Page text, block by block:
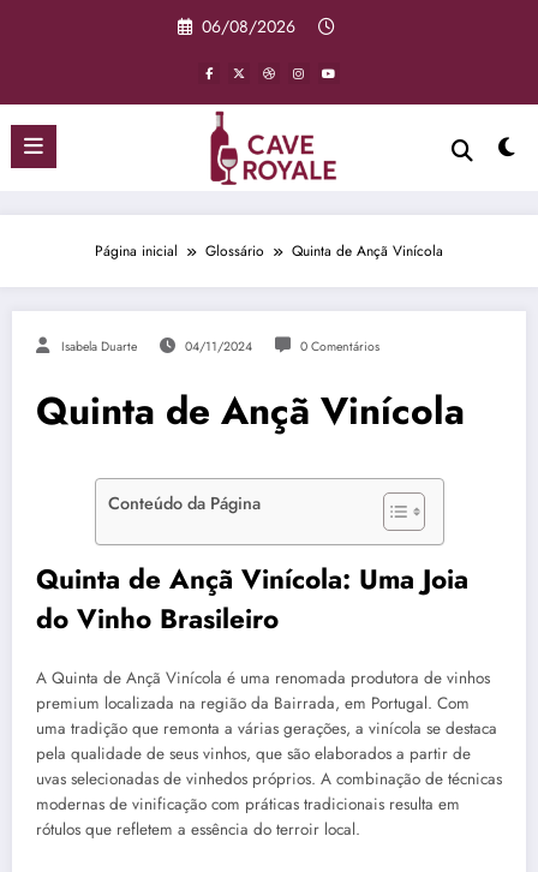
06/08/2026
Página inicial Glossário Quinta de Ançã Vinícola
Isabela Duarte 04/11/2024 0 Comentários
Quinta de Ançã Vinícola
Conteúdo da Página
Quinta de Ançã Vinícola: Uma Joia
do Vinho Brasileiro
A Quinta de Ançã Vinícola é uma renomada produtora de vinhos
premium localizada na região da Bairrada, em Portugal. Com
uma tradição que remonta a várias gerações, a vinícola se destaca
pela qualidade de seus vinhos, que são elaborados a partir de
uvas selecionadas de vinhedos próprios. A combinação de técnicas
modernas de vinificação com práticas tradicionais resulta em
rótulos que refletem a essência do terroir local.